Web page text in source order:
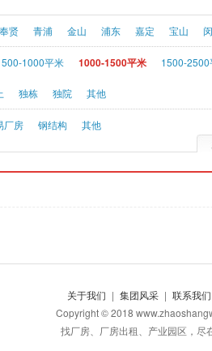
奉贤 青浦 金山 浦东 嘉定 宝山
500-1000平米 1000-1500平米 1500-2500
独栋 独院 其他
厂房 钢结构 其他
关于我们 | 集团风采 | 联系我们
Copyright © 2018
找厂房、厂房出租、产业园区，